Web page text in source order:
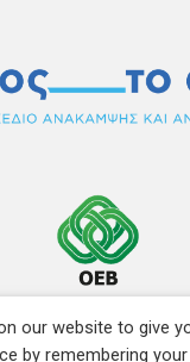
our website to give
by remembering